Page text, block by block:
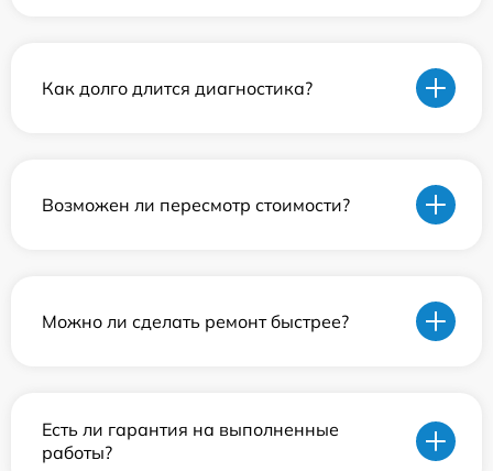
Как долго длится диагностика?
Возможен ли пересмотр стоимости?
Можно ли сделать ремонт быстрее?
Есть ли гарантия на выполненные
работы?